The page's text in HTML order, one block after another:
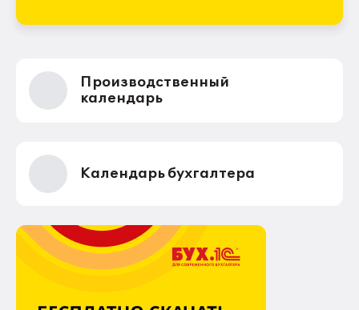
Производственный
календарь
Календарь бухгалтера